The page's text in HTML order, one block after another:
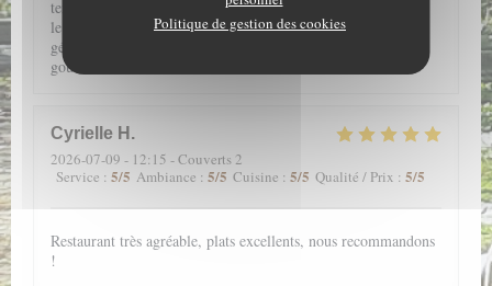
Politique de gestion des cookies
textures douces au caractère souligné, vous accompagne pour
le plus grand plaisir de la bouche. Enfin, le petit verre de
génépi, sympathiquement offert, clôture ce petit voyage
gourmand.
Cyrielle H
2026-07-09 - 12:15 - Couverts 2
Service : 5/5 Ambiance : 5/5 Cuisine : 5/5 Qualité / Prix : 5/5
Restaurant très agréable, plats excellents, nous recommandons
!